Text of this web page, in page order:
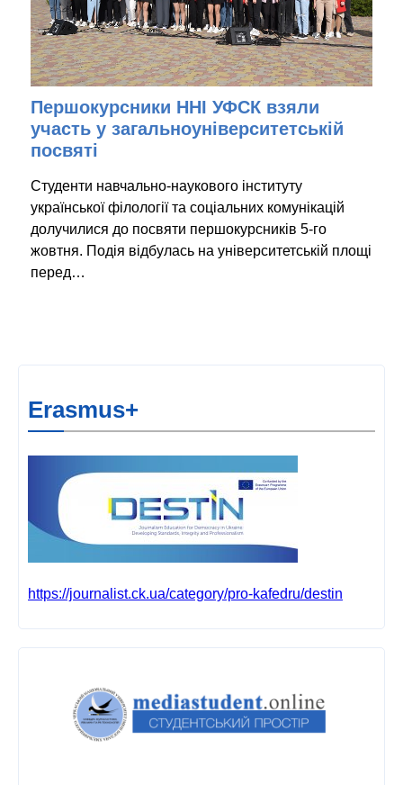
Першокурсники ННІ УФСК взяли
участь у загальноуніверситетській
посвяті
Студенти навчально-наукового інституту
української філології та соціальних комунікацій
долучилися до посвяти першокурсників 5-го
жовтня. Подія відбулась на університетській площі
перед…
Erasmus+
https://journalist.ck.ua/category/pro-kafedru/destin